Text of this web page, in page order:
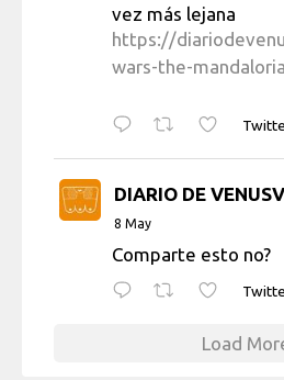
vez más lejana
https://
wars-the-
DIARIO DE
8 May
Comparte esto no?
Load